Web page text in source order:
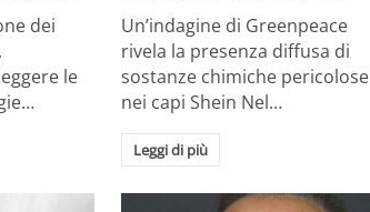
dei
le
Un’indagine di Greenpeace
rivela la presenza diffusa di
sostanze chimiche pericolose
nei capi Shein Nel…
Leggi di più